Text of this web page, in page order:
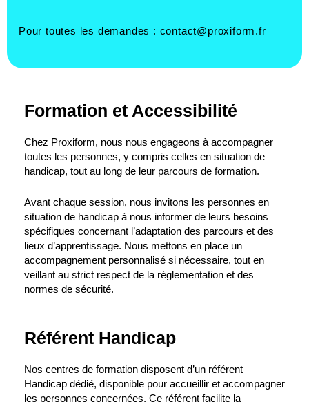
Pour toutes les demandes : contact@proxiform.fr
Formation et Accessibilité
Chez Proxiform, nous nous engageons à accompagner
toutes les personnes, y compris celles en situation de
handicap, tout au long de leur parcours de formation.
Avant chaque session, nous invitons les personnes en
situation de handicap à nous informer de leurs besoins
spécifiques concernant l’adaptation des parcours et des
lieux d’apprentissage. Nous mettons en place un
accompagnement personnalisé si nécessaire, tout en
veillant au strict respect de la réglementation et des
normes de sécurité.
Référent Handicap
Nos centres de formation disposent d’un référent
Handicap dédié, disponible pour accueillir et accompagner
les personnes concernées. Ce référent facilite la